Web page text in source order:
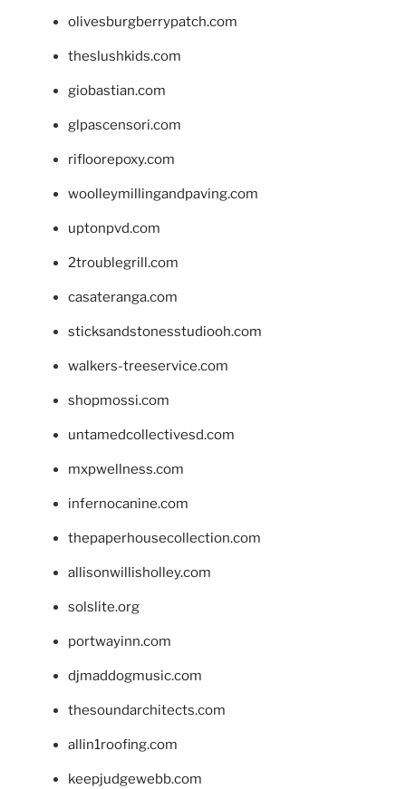
olivesburgberrypatch.com
theslushkids.com
giobastian.com
glpascensori.com
rifloorepoxy.com
woolleymillingandpaving.com
uptonpvd.com
2troublegrill.com
casateranga.com
sticksandstonesstudiooh.com
walkers-treeservice.com
shopmossi.com
untamedcollectivesd.com
mxpwellness.com
infernocanine.com
thepaperhousecollection.com
allisonwillisholley.com
solslite.org
portwayinn.com
djmaddogmusic.com
thesoundarchitects.com
allin1roofing.com
keepjudgewebb.com